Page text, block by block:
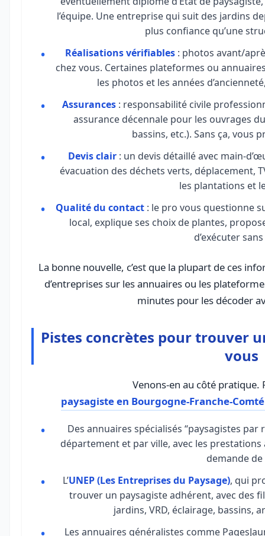
l’équipe. Une entreprise qui suit des jardins
plus confiance qu’une
Réalisations vérifiables: photos avant/
chez vous. Certaines plateformes ou
les photos et les années
Assurances : responsabilité civile
assurance décennale pour les ouvrages
bassins, etc.). Sans ça, vous
Devis clair : un devis détaillé avec main-
évacuation des déchets verts, déplacement,
les plantations et
Qualité du contact : le pro vous questionne
local, explique ses choix de plantes,
d’exécuter
La bonne nouvelle, c’est que la plupart de ces
d’entreprises sur les annuaires ou les
minutes pour les décoder
Pistes concrètes pour trouver
vous
paysagiste en Bourgogne-Franche-Comté
Des annuaires spécialisés “paysagistes
département et par ville, avec les
demande de
L’UNEP (Les Entreprises du Paysage), qui
trouver un paysagiste adhérent, avec des
jardins, VRD, éclairage, bassins,
Les annuaires généralistes comme